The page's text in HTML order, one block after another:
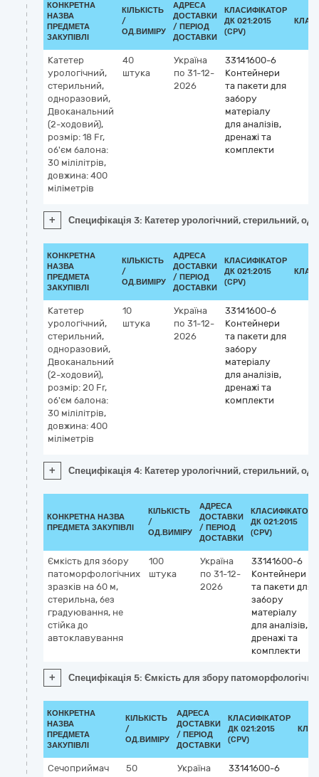
КОНКРЕТНА
НАЗВА
ПРЕДМЕТА
ЗАКУПІВЛІ
КІЛЬКІСТЬ
/
ОД.ВИМІРУ
АДРЕСА
ДОСТАВКИ
/ ПЕРІОД
ДОСТАВКИ
КЛАСИФІКАТОР
ДК 021:2015
(CPV)
Катетер
урологічний,
стерильний,
одноразовий,
Двоканальний
(2-ходовий),
розмір: 18 Fr,
об'єм балона:
30 мілілітрів,
довжина: 400
міліметрів
40
штука
Україна
по 31-12-
2026
33141600-6
Контейнери
та пакети для
забору
матеріалу
для аналізів,
дренажі та
комплекти
+ Специфікація 3: Катетер урологічний, стерильний,
КОНКРЕТНА
НАЗВА
ПРЕДМЕТА
ЗАКУПІВЛІ
КІЛЬКІСТЬ
/
ОД.ВИМІРУ
АДРЕСА
ДОСТАВКИ
/ ПЕРІОД
ДОСТАВКИ
КЛАСИФІКАТОР
ДК 021:2015
(CPV)
Катетер
урологічний,
стерильний,
одноразовий,
Двоканальний
(2-ходовий),
розмір: 20 Fr,
об'єм балона:
30 мілілітрів,
довжина: 400
міліметрів
10
штука
Україна
по 31-12-
2026
33141600-6
Контейнери
та пакети для
забору
матеріалу
для аналізів,
дренажі та
комплекти
+ Специфікація 4: Катетер урологічний, стерильний,
КОНКРЕТНА НАЗВА
ПРЕДМЕТА ЗАКУПІВЛІ
КІЛЬКІСТЬ
/
ОД.ВИМІРУ
АДРЕСА
ДОСТАВКИ
/ ПЕРІОД
ДОСТАВКИ
КЛАСИФІКАТОР
ДК 021:2015
(CPV)
Ємкість для збору
патоморфологічних
зразків на 60 м,
стерильна, без
градуювання, не
стійка до
автоклавування
100
штука
Україна
по 31-12-
2026
33141600-6
Контейнери
та пакети для
забору
матеріалу
для аналізів,
дренажі та
комплекти
+ Специфікація 5: Ємкість для збору
КОНКРЕТНА
НАЗВА
ПРЕДМЕТА
ЗАКУПІВЛІ
КІЛЬКІСТЬ
/
ОД.ВИМІРУ
АДРЕСА
ДОСТАВКИ
/ ПЕРІОД
ДОСТАВКИ
КЛАСИФІКАТОР
ДК 021:2015
(CPV)
Сечоприймач
50
Україна
33141600-6